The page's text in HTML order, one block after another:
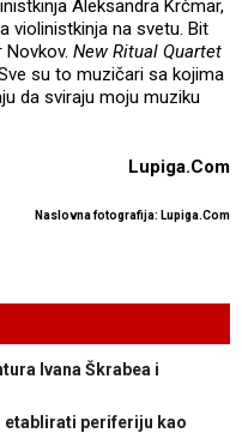
Aleksandra Krčmar,
violinistkinja na svetu. Bit
New Ritual Quartet
su to muzičari sa kojima
da sviraju moju muziku
Lupiga.Com
Naslovna fotografija: Lupiga.Com
Ivana Škrabea i
etablirati periferiju kao